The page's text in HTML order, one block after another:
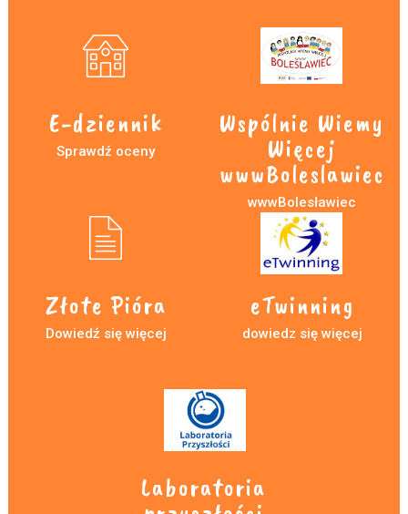
E-dziennik
Sprawdź oceny
Wspólnie Wiemy
Więcej
wwwBoleslawiec
wwwBolesławiec
Złote Pióra
Dowiedź się więcej
eTwinning
dowiedz się więcej
Laboratoria